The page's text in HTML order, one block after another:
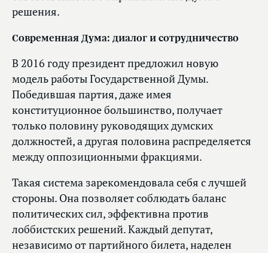
решения.
Современная Дума: диалог и сотрудничество
В 2016 году президент предложил новую
модель работы Государственной Думы.
Победившая партия, даже имея
конституционное большинство, получает
только половину руководящих думских
должностей, а другая половина распределяется
между оппозиционными фракциями.
Такая система зарекомендовала себя с лучшей
стороны. Она позволяет соблюдать баланс
политических сил, эффективна против
лоббистских решений. Каждый депутат,
независимо от партийного билета, наделен